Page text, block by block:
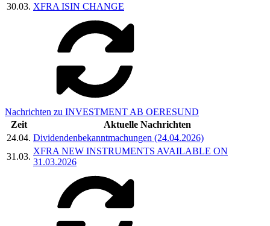
30.03. XFRA ISIN CHANGE
Nachrichten zu INVESTMENT AB OERESUND
Zeit
Aktuelle Nachrichten
24.04. Dividendenbekanntmachungen (24.04.2026)
31.03.
XFRA NEW INSTRUMENTS AVAILABLE ON
31.03.2026